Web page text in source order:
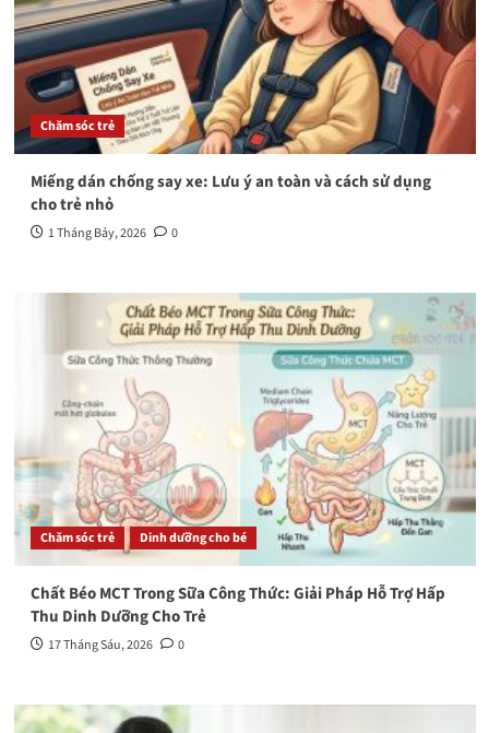
Chăm sóc trẻ
Miếng dán chống say xe: Lưu ý an toàn và cách sử dụng
cho trẻ nhỏ
1 Tháng Bảy, 2026 0
Chăm sóc trẻ Dinh dưỡng cho bé
Chất Béo MCT Trong Sữa Công Thức: Giải Pháp Hỗ Trợ Hấp
Thu Dinh Dưỡng Cho Trẻ
17 Tháng Sáu, 2026 0